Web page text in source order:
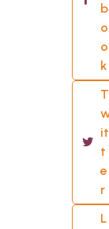
b
o
o
k
T
it
t
e
r
L